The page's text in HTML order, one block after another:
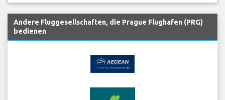
Andere Fluggesellschaften, die Prague Flughafen (PRG)
bedienen